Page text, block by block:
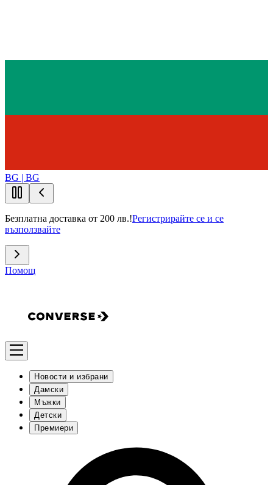
BG | BG
Безплатна доставка от 200 лв.!Регистрирайте се и се
възползвайте
Помощ
Новости и избрани
Дамски
Мъжки
Детски
Премиери